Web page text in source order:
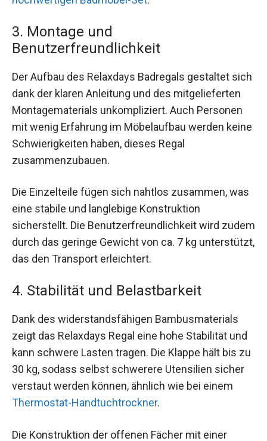
3. Montage und
Benutzerfreundlichkeit
Der Aufbau des Relaxdays Badregals gestaltet sich
dank der klaren Anleitung und des mitgelieferten
Montagematerials unkompliziert. Auch Personen
mit wenig Erfahrung im Möbelaufbau werden keine
Schwierigkeiten haben, dieses Regal
zusammenzubauen.
Die Einzelteile fügen sich nahtlos zusammen, was
eine stabile und langlebige Konstruktion
sicherstellt. Die Benutzerfreundlichkeit wird zudem
durch das geringe Gewicht von ca. 7 kg unterstützt,
das den Transport erleichtert.
4. Stabilität und Belastbarkeit
Dank des widerstandsfähigen Bambusmaterials
zeigt das Relaxdays Regal eine hohe Stabilität und
kann schwere Lasten tragen. Die Klappe hält bis zu
30 kg, sodass selbst schwerere Utensilien sicher
verstaut werden können, ähnlich wie bei einem
Thermostat-Handtuchtrockner.
Die Konstruktion der offenen Fächer mit einer